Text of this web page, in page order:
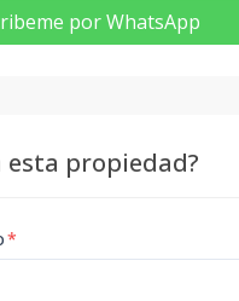
por WhatsApp
esta propiedad?
*